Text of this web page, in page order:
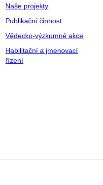
Naše projekty
Publikační činnost
Vědecko-výzkumné akce
Habilitační a jmenovací
řízení